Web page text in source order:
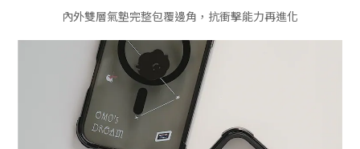
內外雙層氣墊完整包覆邊角，抗衝擊能力再進化